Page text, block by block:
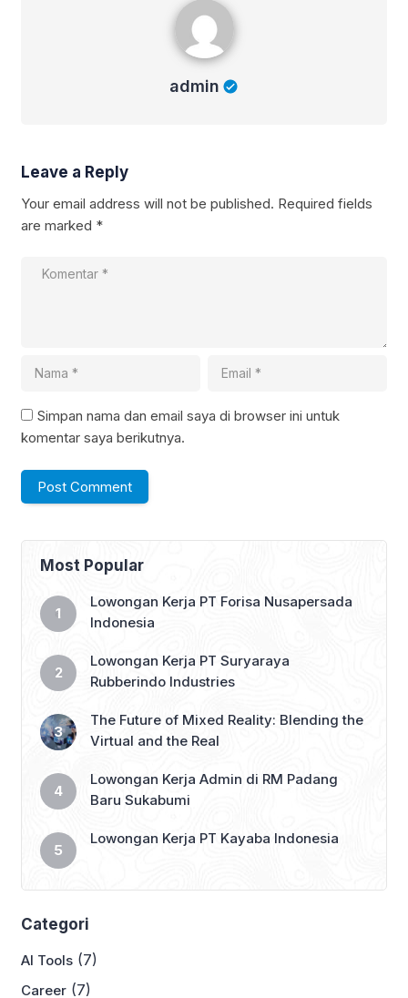
admin
Leave a Reply
Your email address will not be published. Required fields
are marked *
Simpan nama dan email saya di browser ini untuk
komentar saya berikutnya.
Most Popular
Lowongan Kerja PT Forisa Nusapersada
Indonesia
Lowongan Kerja PT Suryaraya
Rubberindo Industries
The Future of Mixed Reality: Blending the
Virtual and the Real
Lowongan Kerja Admin di RM Padang
Baru Sukabumi
Lowongan Kerja PT Kayaba Indonesia
Categori
AI Tools (7)
Career (7)